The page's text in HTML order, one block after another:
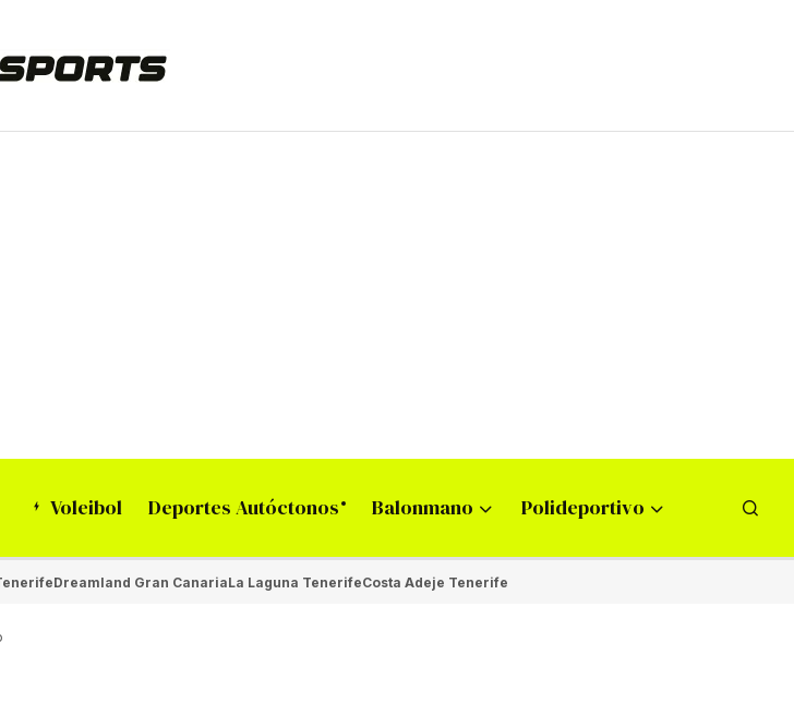
Voleibol Deportes Autóctonos Balonmano Polideportivo
Dreamland Gran CanariaLa Laguna TenerifeCosta Adeje Tenerife